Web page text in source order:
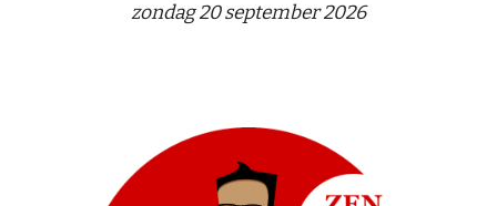
zondag20 september 2026